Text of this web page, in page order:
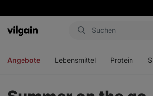
Aktin
Angebote Lebensmittel Protein